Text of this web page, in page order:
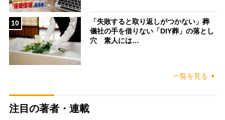
10
「失敗すると取り返しがつかない」葬
儀社の手を借りない「DIY葬」の落とし
穴 素人には…
一覧を見る
注目の著者・連載